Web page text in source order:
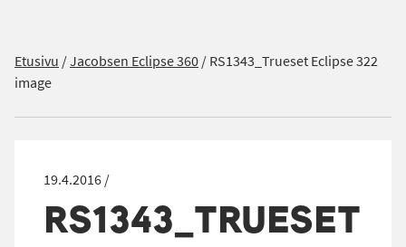
Etusivu /Jacobsen Eclipse 360/RS1343_Trueset Eclipse 322
image
19.4.2016 /
RS1343_TRUESET